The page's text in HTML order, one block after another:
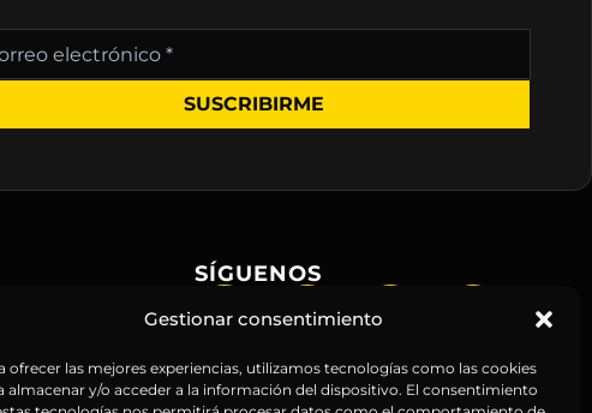
Gestionar consentimiento
ofrecer las mejores experiencias, utilizamos tecnologías como las cookies
almacenar y/o acceder a la información del dispositivo. El consentimiento
SÍGUENOS